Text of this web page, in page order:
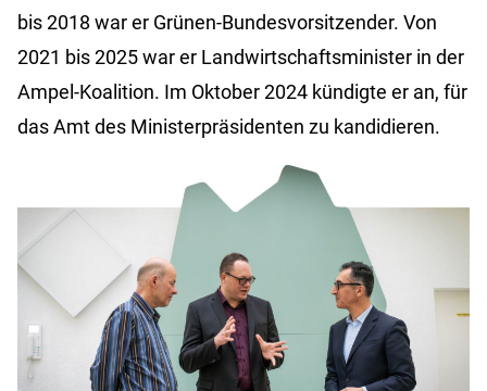
bis 2018 war er Grünen-Bundesvorsitzender. Von
2021 bis 2025 war er Landwirtschaftsminister in der
Ampel-Koalition. Im Oktober 2024 kündigte er an, für
das Amt des Ministerpräsidenten zu kandidieren.